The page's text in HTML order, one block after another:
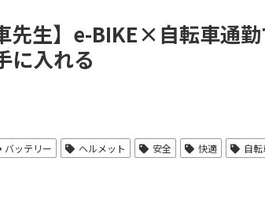
先生】e-BIKE×自転車通
に入れる
バッテリー ヘルメット 安全 快適
自